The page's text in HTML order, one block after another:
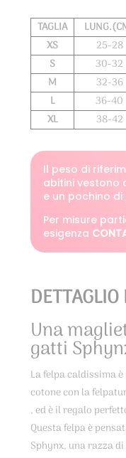
Una
gatti
La felpa caldissima
cotone con la
, ed è il regalo
Questa felpa è
Sphynx, una razza
TAGLIA
XS
25-28
S
30-32
M
32-36
L
36-40
XL
38-42
Il peso di
abitini vestono
e un pochino di
Per misure
esigenza